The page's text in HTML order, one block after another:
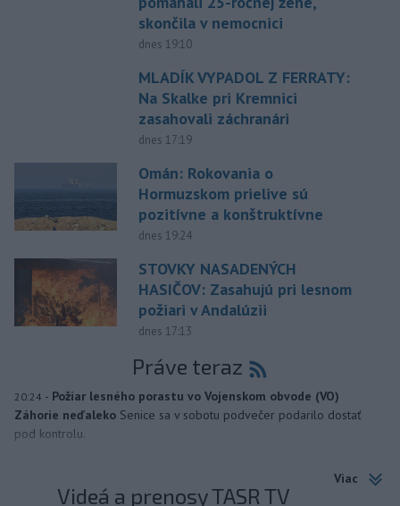
skončila v nemocnici
dnes 19:10
MLADÍK VYPADOL Z FERRATY:
Na Skalke pri Kremnici
zasahovali záchranári
dnes 17:19
Omán: Rokovania o
Hormuzskom prielive sú
pozitívne a konštruktívne
dnes 19:24
STOVKY NASADENÝCH
HASIČOV: Zasahujú pri lesnom
požiari v Andalúzii
dnes 17:13
Práve teraz
20:24 - Požiar lesného porastu vo Vojenskom obvode (VO)
Záhorie neďaleko Senice sa v sobotu podvečer podarilo dostať
pod kontrolu.
Viac
Videá a prenosy TASR TV